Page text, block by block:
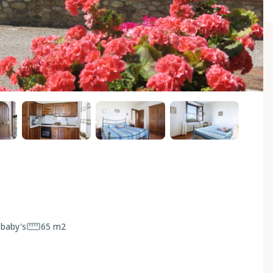
65 m2